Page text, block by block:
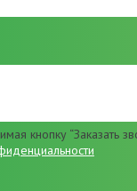
кнопку “Заказать